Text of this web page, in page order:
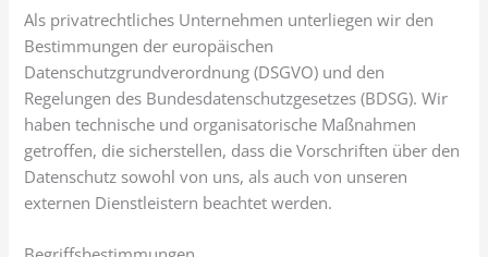
Als privatrechtliches Unternehmen unterliegen wir den
Bestimmungen der europäischen
Datenschutzgrundverordnung (DSGVO) und den
Regelungen des Bundesdatenschutzgesetzes (BDSG). Wir
haben technische und organisatorische Maßnahmen
getroffen, die sicherstellen, dass die Vorschriften über den
Datenschutz sowohl von uns, als auch von unseren
externen Dienstleistern beachtet werden.